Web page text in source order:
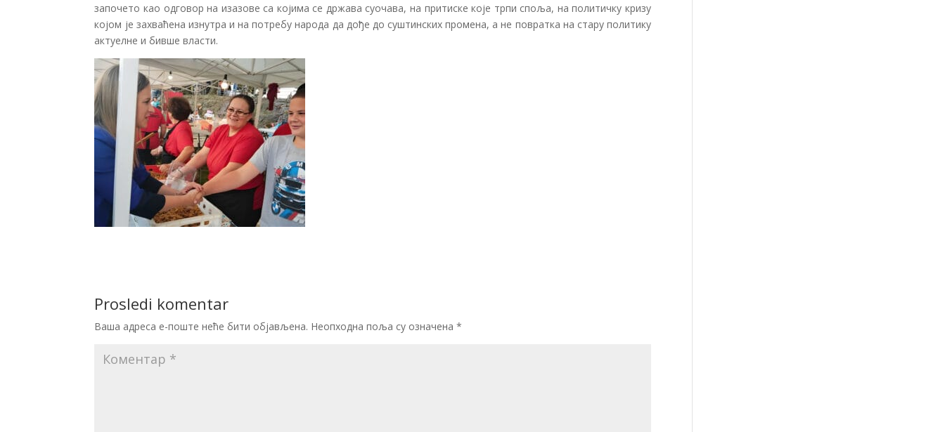
започето као одговор на изазове са којима се држава суочава, на притиске које трпи споља, на политичку кризу
којом је захваћена изнутра и на потребу народа да дође до суштинских промена, а не повратка на стару политику
актуелне и бивше власти.
Prosledi komentar
Ваша адреса е-поште неће бити објављена. Неопходна поља су означена*